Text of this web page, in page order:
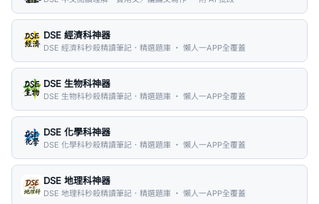
DSE 經濟科神器
DSE 經濟科秒殺精讀筆記．精選題庫 ・ 懶人一APP全覆蓋
DSE 生物科神器
DSE 生物科秒殺精讀筆記．精選題庫 ・ 懶人一APP全覆蓋
DSE 化學科神器
DSE 化學科秒殺精讀筆記．精選題庫 ・ 懶人一APP全覆蓋
DSE 地理科神器
DSE 地理科秒殺精讀筆記．精選題庫 ・ 懶人一APP全覆蓋